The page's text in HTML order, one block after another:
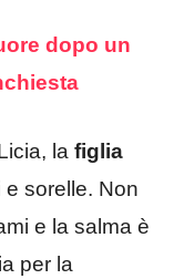
dopo un
la figlia
e sorelle. Non
e la salma è
per la